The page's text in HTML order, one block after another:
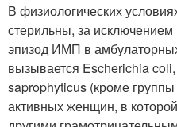
В физиологических
стерильны, за
эпизод ИМП в
вызывается Escherichia
saprophyticus (кроме
активных женщин, в